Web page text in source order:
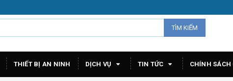
TÌM KIẾM
THIẾT BỊ AN NINH DỊCH VỤ TIN TỨC CHÍNH SÁCH